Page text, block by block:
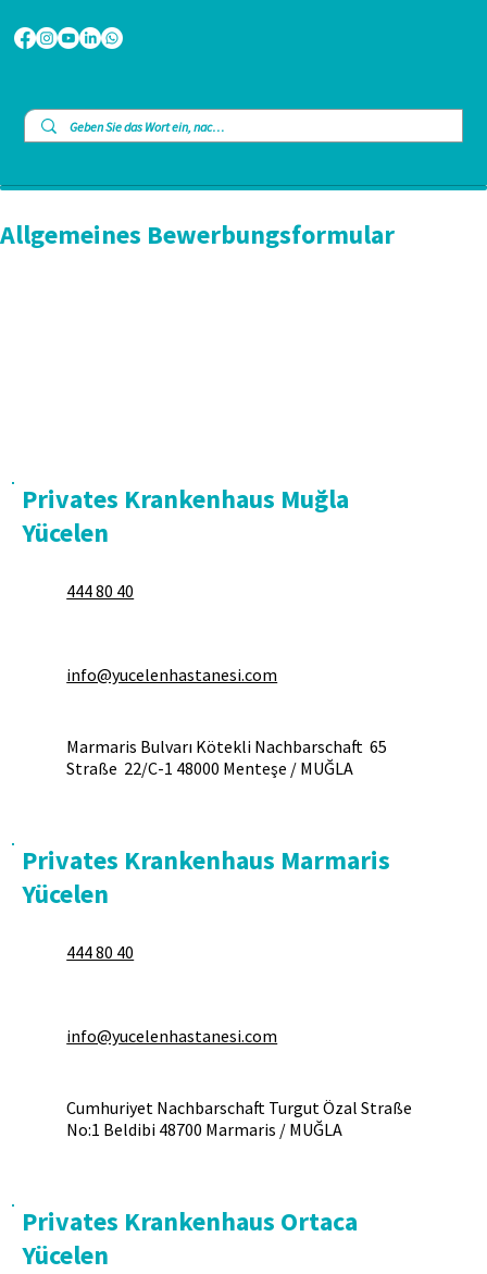
Allgemeines Bewerbungsformular
Marmaris Bulvarı Kötekli Nachbarschaft 65
Straße 22/C-1 48000 Menteşe / MUĞLA
info@yucelenhastanesi.com
444 80 40
Privates Krankenhaus Muğla
Yücelen
Cumhuriyet Nachbarschaft Turgut Özal Straße
No:1 Beldibi 48700 Marmaris / MUĞLA
info@yucelenhastanesi.com
444 80 40
Privates Krankenhaus Marmaris
Yücelen
Privates Krankenhaus Ortaca
Yücelen